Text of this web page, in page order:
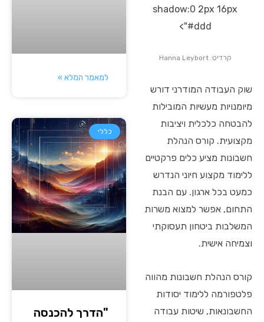
shadow:0 2px 16px
#ddd">
קרדיט: Hanna Leybort
שוק העבודה המודרני דורש
מיומנויות מעשיות המובילות
להבטחה כלכלית ויציבות
מקצועית. קורס הנהלת
חשבונות מציע כלים פרקטיים
ללימוד מקצוע חיוני הנדרש
כמעט בכל ארגון. עם הבנת
התחום, אפשר למצוא משרות
המשלבות ביטחון תעסוקתי
וצמיחה אישית.
קורס הנהלת חשבונות מהווה
פלטפורמה ללימוד יסודות
החשבונאות, שיטות עבודה
למאמר המלא »
כללי
"הדרך להכנסה